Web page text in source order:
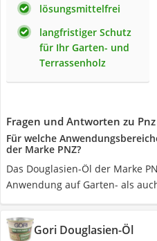
lösungsmittelfrei
langfristiger Schutz
für Ihr Garten- und
Terrassenholz
Fragen und Antworten zu
Für welche
der Marke PNZ?
Das Douglasien-Öl der Marke
Anwendung auf Garten- als
Gori Douglasien-Öl